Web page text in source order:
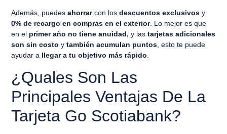
Además, puedesahorrarcon losdescuentos exclusivos y
0% de recargo en compras en el exterior. Lo mejor es que
en el primer año no tiene anuidad, y lastarjetas adicionales
son sin costo ytambién acumulan puntos , esto te puede
ayudar a llegar a tu objetivo más rápido
¿Quales Son Las
Principales Ventajas De La
Tarjeta Go Scotiabank?